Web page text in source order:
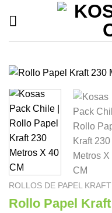
ROLLOS DE PAPEL
Rollo Papel